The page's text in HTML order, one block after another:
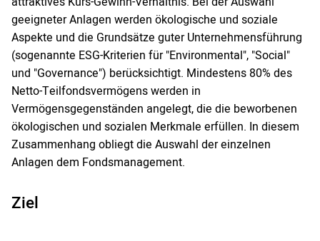
geeigneter Anlagen werden ökologische und soziale
Aspekte und die Grundsätze guter Unternehmensführung
(sogenannte ESG-Kriterien für "Environmental", "Social"
und "Governance") berücksichtigt. Mindestens 80% des
Netto-Teilfondsvermögens werden in
Vermögensgegenständen angelegt, die die beworbenen
ökologischen und sozialen Merkmale erfüllen. In diesem
Zusammenhang obliegt die Auswahl der einzelnen
Anlagen dem Fondsmanagement.
Ziel